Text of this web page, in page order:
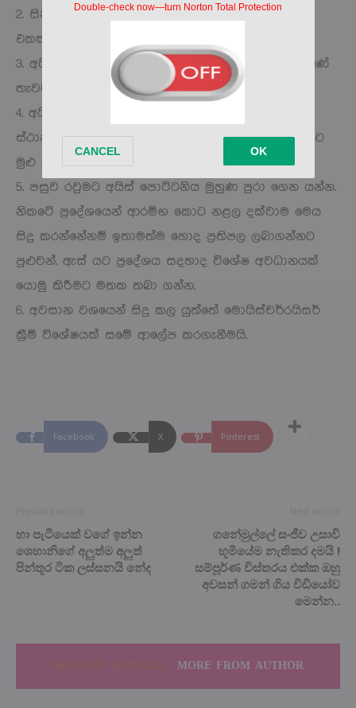
2. සිනිදු රෙදි කැබැල්ලක් යොදාගනිමින් අයිස් කැබලි
එකක් හෝ දෙකක් ඔතා ගන්න.
3. අයිස් දියවීමෙන් රෙදි කැබැල්ල තෙත් වන විට මුහුණේ
තැවරීම ආරම්භ කරන්න.
4. අයිස් කැබලි සහිත එම පොට්ටනිය මුහුණේ සෑම
ස්ථානයකම මද වෙලාවක් තබා ගෙන ඉන්න. මේ විදියට
මුළු මුහුණේම අයිස් තවරා ගැනීම සිදු කරන්න.
5. පසුව රවුමට අයිස් පොට්ටනිය මුහුණ පුරා ගෙන යන්න.
නිකටේ ප්‍රදේශයෙන් ආරම්භ කොට නළල දක්වාම මෙය
සිදු කරන්නේනම් ඉතාමත්ම හොද ප්‍රතිපල ලබාගන්නට
පුළුවන්. ඇස් යට ප්‍රදේශය සදහාද විශේෂ අවධානයක්
යොමු කිරීමට මතක තබා ගන්න.
6. අවසාන වශයෙන් සිදු කල යුත්තේ මොයිස්චර්රයිසර්
ක්‍රීම් විශේෂයක් සමේ ආලේප කරගැනීමයි.
Facebook X Pinterest
හා පැටියෙක් වගේ ඉන්න
ශෙහානිගේ අලුත්ම අලුත්
පින්තූර ටික ලස්සනයි නේද
ගනේමුල්ලේ සංජීව උසාවි
භූමියේම නැතිකර දමයි !
සම්පූර්ණ විස්තරය එක්ක ඔහු
අවසන් ගමන් ගිය විඩීයෝව
මෙන්න..
MORE FROM AUTHOR